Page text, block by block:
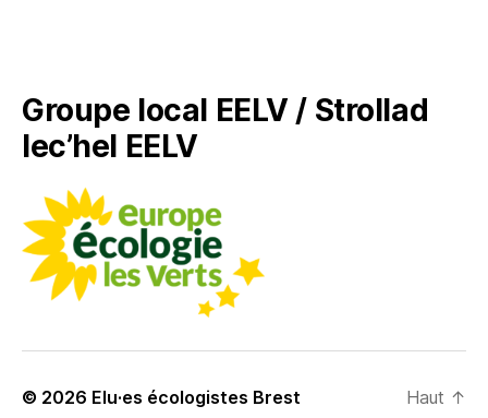
Groupe local EELV / Strollad
lec’hel EELV
© 2026 Elu·es écologistes Brest Haut ↑